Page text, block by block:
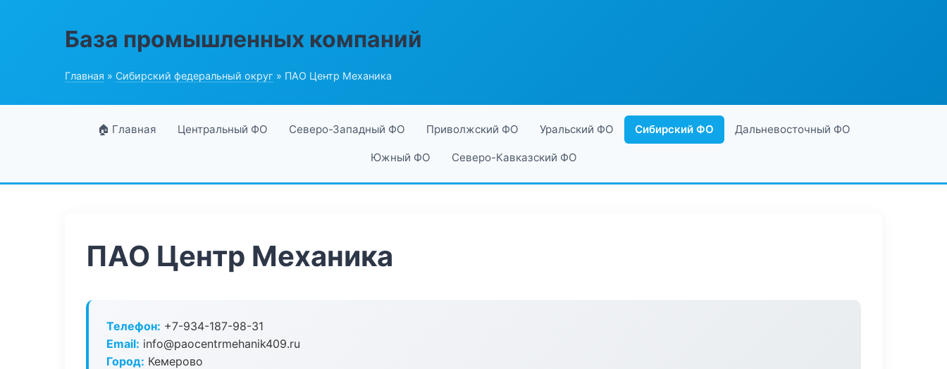
База промышленных компаний
Главная » Сибирский федеральный округ » ПАО Центр Механика
🏠 Главная Центральный ФО Северо-Западный ФО Приволжский ФО Уральский ФО Сибирский ФО Дальневосточный ФО
Южный ФО Северо-Кавказский ФО
ПАО Центр Механика
Телефон: +7-934-187-98-31
Email: info@paocentrmehanik409.ru
Город: Кемерово